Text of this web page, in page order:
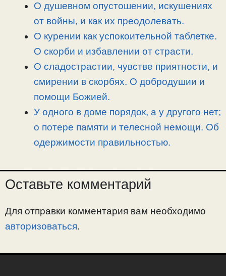
О душевном опустошении, искушениях
от войны, и как их преодолевать.
О курении как успокоительной таблетке.
О скорби и избавлении от страсти.
О сладострастии, чувстве приятности, и
смирении в скорбях. О добродушии и
помощи Божией.
У одного в доме порядок, а у другого нет;
о потере памяти и телесной немощи. Об
одержимости правильностью.
Оставьте комментарий
Для отправки комментария вам необходимо
авторизоваться.